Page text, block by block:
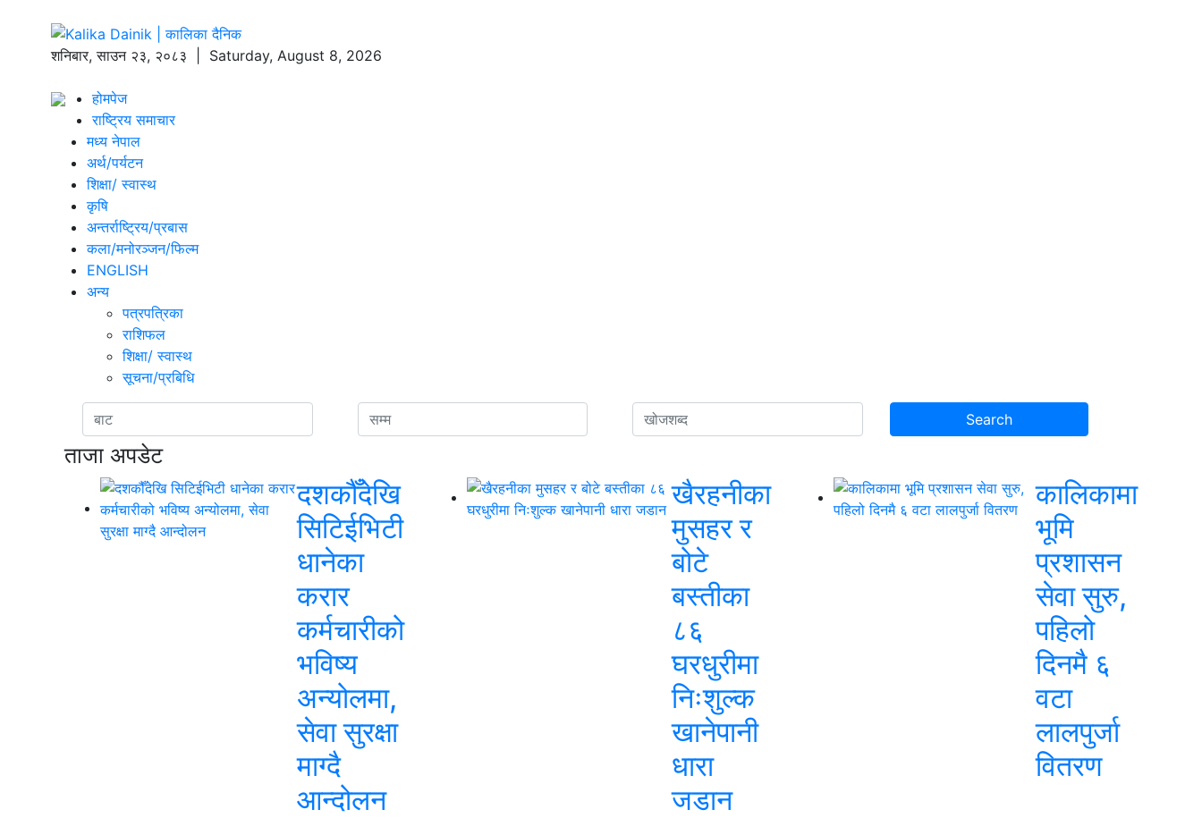
शनिबार,साउन २३, २०८३ | Saturday, August 8, 2026
होमपेज
राष्ट्रिय समाचार
मध्य नेपाल
अर्थ/पर्यटन
शिक्षा/ स्वास्थ
कृषि
अन्तर्राष्ट्रिय/प्रबास
कला/मनोरञ्जन/फिल्म
ENGLISH
अन्य
पत्रपत्रिका
राशिफल
शिक्षा/ स्वास्थ
सूचना/प्रबिधि
ताजा अपडेट
दशकौँदेखि
सिटिईभिटी
धानेका
करार
कर्मचारीको
भविष्य
अन्योलमा,
सेवा सुरक्षा
माग्दै
आन्दोलन
खैरहनीका
मुसहर र
बोटे
बस्तीका
८६
घरधुरीमा
निःशुल्क
खानेपानी
धारा
जडान
कालिकामा
भूमि
प्रशासन
सेवा सुरु,
पहिलो
दिनमै ६
वटा
लालपुर्जा
वितरण